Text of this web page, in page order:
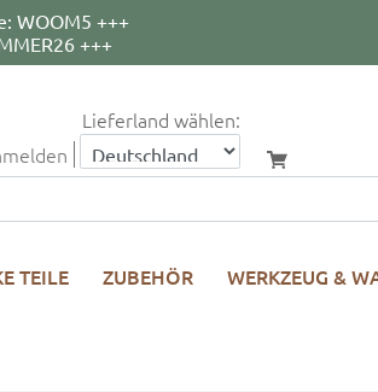
WOOM5 +++
+++
Lieferland wählen:
TEILE ZUBEHÖR WERKZEUG &